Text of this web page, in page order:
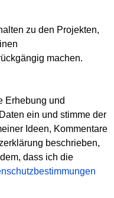
zu den Projekten,
machen.
Erhebung und
ein und stimme der
Ideen, Kommentare
beschrieben,
dass ich die